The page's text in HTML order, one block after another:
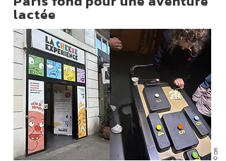
lactée
© DR